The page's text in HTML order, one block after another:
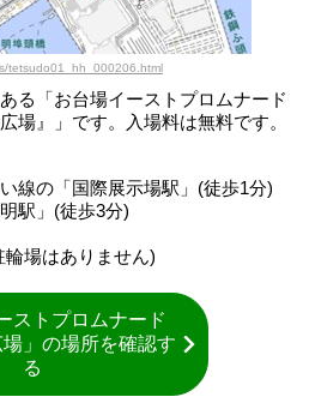
tetsudo01_hh_000206.html
る「お台場イーストプロムナード
場』」です。入場料は無料です。
線の「国際展示場駅」(徒歩1分)
駅」(徒歩3分)
場はありません)
ストプロムナード
場」の場所を確認す
る